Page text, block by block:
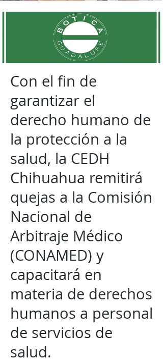
Con el fin de
garantizar el
derecho humano de
la protección a la
salud, la CEDH
Chihuahua remitirá
quejas a la Comisión
Nacional de
Arbitraje Médico
(CONAMED) y
capacitará en
materia de derechos
humanos a personal
de servicios de
salud.